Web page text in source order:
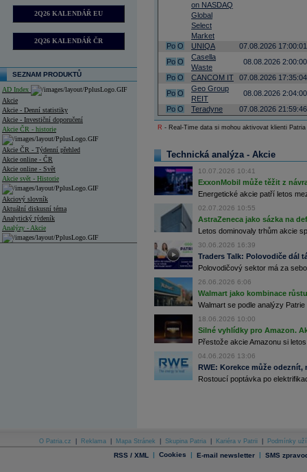
2Q26 KALENDÁŘ EU
2Q26 KALENDÁŘ ČR
SEZNAM PRODUKTŮ
AD Index
Akcie
Akcie - Denní statistiky
Akcie - Investiční doporučení
Akcie ČR - historie
Akcie ČR - Týdenní přehled
Akcie online - ČR
Akcie online - Svět
Akcie svět - Historie
Akciový slovník
Aktuální diskusní téma
Analytický týdeník
Analýzy - Akcie
Archiv - Měsíční makroekonomické přehledy
on NASDAQ
Global
Select
Market
Po O UNIQA
07.08.2026 17:00:01
Po O
Casella
Waste
08.08.2026 2:00:00
Po O CANCOM IT
07.08.2026 17:35:04
Po O
Geo Group
REIT
08.08.2026 2:04:00
Po O Teradyne 07.08.2026 21:59:46
R - Real-Time data si mohou aktivovat klienti
Technická analýza - Akcie
10.07.2026 10:41
ExxonMobil může těžit z
Energetické akcie patří letos
02.07.2026 10:55
AstraZeneca jako sázka na
Letos dominovaly trhům akcie
30.06.2026 16:39
Traders Talk: Polovodiče dál
Polovodičový sektor má za
26.06.2026 6:06
Walmart jako kombinace
Walmart se podle analýzy
18.06.2026 10:00
Silné vyhlídky pro Amazon.
Přestože akcie Amazonu si
04.06.2026 13:06
RWE: Korekce může
Rostoucí poptávka po
O Patria.cz Reklama Mapa Stránek Skupina Patria Kariéra v Patrii Podmínky
RSS / XML | Cookies | E-mail newsletter | SMS